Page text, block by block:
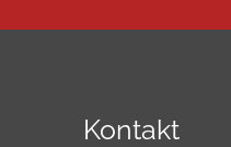
Kontakt